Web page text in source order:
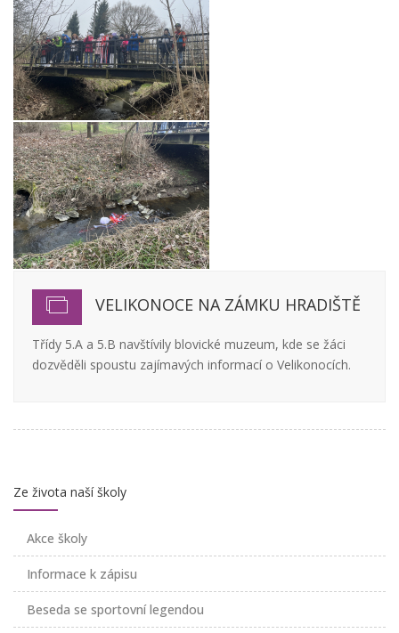
VELIKONOCE NA ZÁMKU HRADIŠTĚ
Třídy 5.A a 5.B navštívily blovické muzeum, kde se žáci
dozvěděli spoustu zajímavých informací o Velikonocích.
Ze života naší školy
Akce školy
Informace k zápisu
Beseda se sportovní legendou